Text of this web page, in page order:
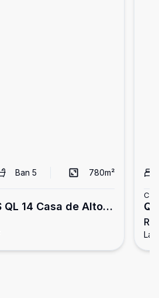
Ban5 780m²
QL 14 Casa de Alto
14 | 4 Suítes, 780
m²